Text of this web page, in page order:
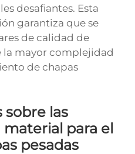
desafiantes. Esta
garantiza que se
de calidad de
la mayor complejidad
de chapas
sobre las
para el
pesadas